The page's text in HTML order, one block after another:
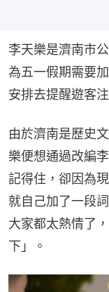
李天樂是濟南市
為五一假期需要
安排去提醒遊客
由於濟南是歷史
樂便想通過改編
記得住，卻因為
就自己加了一段
大家都太熱情了
下」。